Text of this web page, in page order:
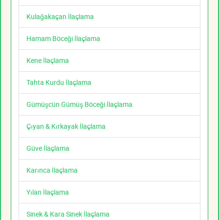
Kulağakaçan İlaçlama
Hamam Böceği İlaçlama
Kene İlaçlama
Tahta Kurdu İlaçlama
Gümüşcün Gümüş Böceği İlaçlama
Çıyan & Kırkayak İlaçlama
Güve İlaçlama
Karınca İlaçlama
Yılan İlaçlama
Sinek & Kara Sinek İlaçlama